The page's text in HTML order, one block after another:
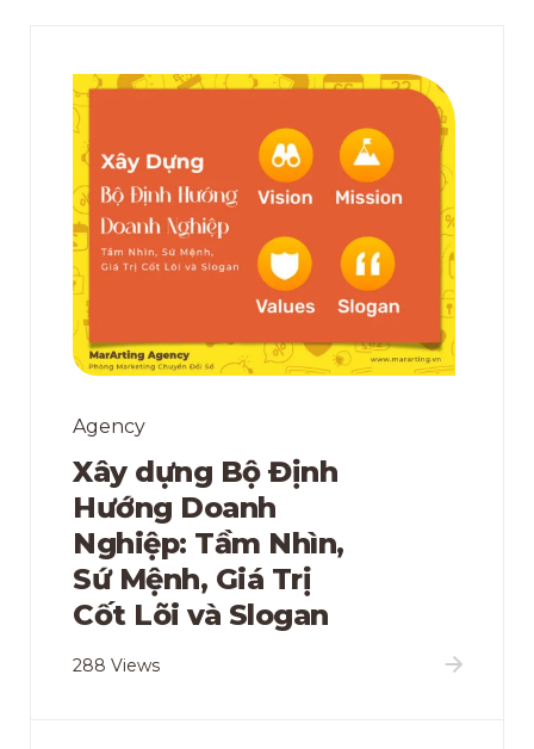
Agency
Xây dựng Bộ Định
Hướng Doanh
Nghiệp: Tầm Nhìn,
Sứ Mệnh, Giá Trị
Cốt Lõi và Slogan
288 Views